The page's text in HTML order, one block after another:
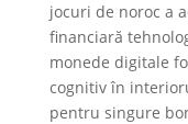
jocuri de noroc a
financiară
monede digitale
cognitiv în
pentru singure